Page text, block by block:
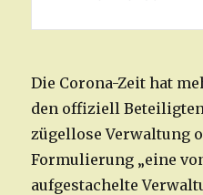
Die Corona-Zeit hat
den offiziell
zügellose Verwaltung
Formulierung „eine
aufgestachelte